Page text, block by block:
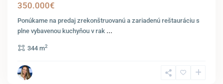
350.000€
Ponúkame na predaj zrekonštruovanú a zariadenú reštauráciu s
plne vybavenou kuchyňou v rak ...
344 m2